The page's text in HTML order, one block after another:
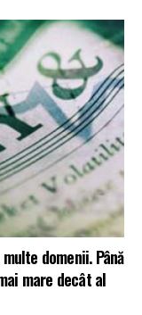
domenii. Până
mare decât al